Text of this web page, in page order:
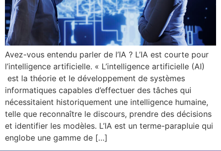
Avez-vous entendu parler de l’IA ? L’IA est courte pour
l’intelligence artificielle. « L’intelligence artificielle (AI)
est la théorie et le développement de systèmes
informatiques capables d’effectuer des tâches qui
nécessitaient historiquement une intelligence humaine,
telle que reconnaître le discours, prendre des décisions
et identifier les modèles. L’IA est un terme-parapluie qui
englobe une gamme de […]